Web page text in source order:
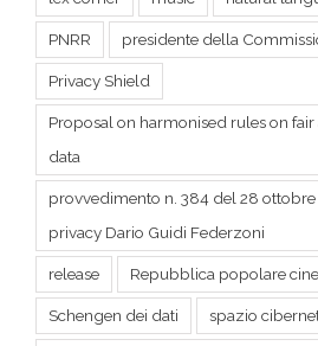
Proposal on harmonised rules on fair
data
provvedimento n. 384 del 28
release Repubblica popolare
Schengen dei dati spazio
survery research intelligenza artificiale
themefusion travel Ursula